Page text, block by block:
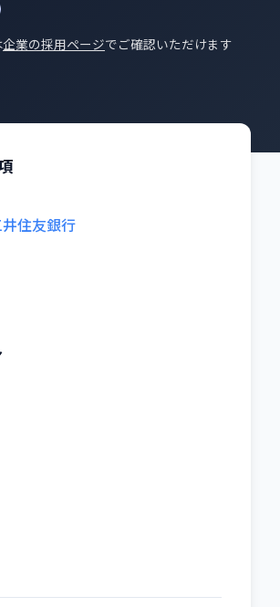
企業の採用ページでご確認いただけます
住友銀行